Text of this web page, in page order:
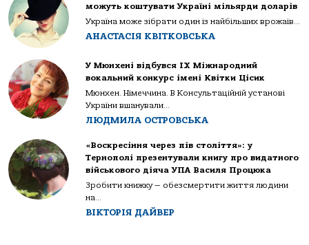
можуть коштувати Україні мільярди доларів
Україна може зібрати один із найбільших врожаїв...
АНАСТАСІЯ КВІТКОВСЬКА
У Мюнхені відбувся IX Міжнародний
вокальний конкурс імені Квітки Цісик
Мюнхен. Німеччина. В Консультаційній установі
України вшанували...
ЛЮДМИЛА ОСТРОВСЬКА
«Воскресіння через пів століття»: у
Тернополі презентували книгу про видатного
військового діяча УПА Василя Процюка
Зробити книжку — обезсмертити життя людини
на...
ВІКТОРІЯ ДАЙВЕР